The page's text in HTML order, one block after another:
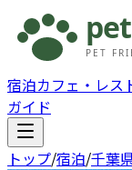
宿泊カフェ・レス
ガイド
トップ/宿泊/千葉